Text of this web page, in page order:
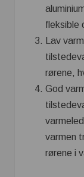
fleksible
Lav
rørene,
God
varmen
rørene i